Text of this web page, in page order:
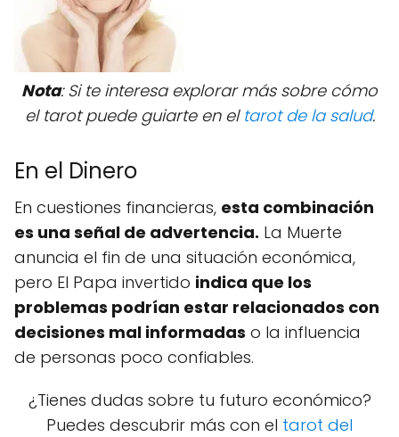
Nota: Si te interesa explorar más sobre cómo
el tarot puede guiarte en el tarot de la salud.
En el Dinero
En cuestiones financieras, esta combinación
es una señal de advertencia. La Muerte
anuncia el fin de una situación económica,
pero El Papa invertido indica que los
problemas podrían estar relacionados con
decisiones mal informadas o la influencia
de personas poco confiables.
¿Tienes dudas sobre tu futuro económico?
Puedes descubrir más con el tarot del